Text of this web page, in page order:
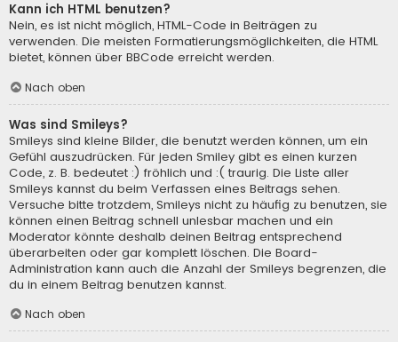
Kann ich HTML benutzen?
Nein, es ist nicht möglich, HTML-Code in Beiträgen zu
verwenden. Die meisten Formatierungsmöglichkeiten, die HTML
bietet, können über BBCode erreicht werden.
Nach oben
Was sind Smileys?
Smileys sind kleine Bilder, die benutzt werden können, um ein
Gefühl auszudrücken. Für jeden Smiley gibt es einen kurzen
Code, z. B. bedeutet :) fröhlich und :( traurig. Die Liste aller
Smileys kannst du beim Verfassen eines Beitrags sehen.
Versuche bitte trotzdem, Smileys nicht zu häufig zu benutzen, sie
können einen Beitrag schnell unlesbar machen und ein
Moderator könnte deshalb deinen Beitrag entsprechend
überarbeiten oder gar komplett löschen. Die Board-
Administration kann auch die Anzahl der Smileys begrenzen, die
du in einem Beitrag benutzen kannst.
Nach oben